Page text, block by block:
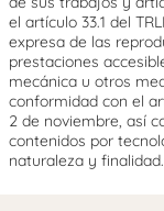
el artículo 33.1 del
expresa de las
prestaciones
mecánica u otros
conformidad con el
2 de noviembre, así
contenidos por
naturaleza y finalidad.